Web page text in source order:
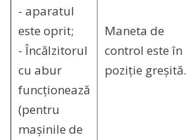
- aparatul
este oprit;
- Încălzitorul
cu abur
funcționează
(pentru
mașinile de
Maneta de
control este în
poziție greșită.